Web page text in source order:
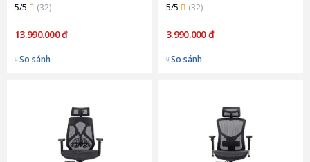
5/5
(32)
13.990.000 ₫
So sánh
5/5
(32)
3.990.000 ₫
So sánh